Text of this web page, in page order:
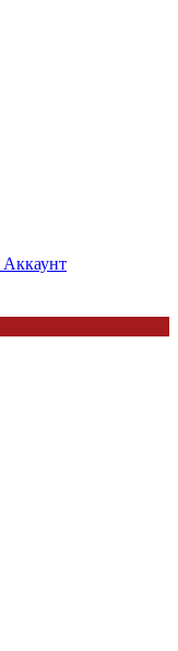
Аккаунт